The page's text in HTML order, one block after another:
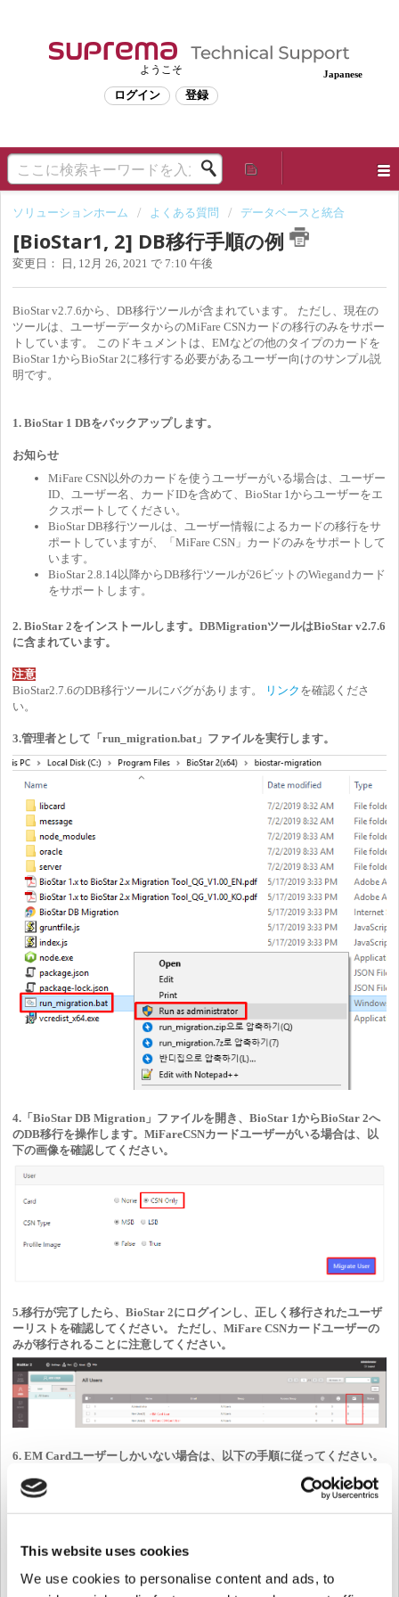
This website uses cookies
We use cookies to personalise content and ads, to
Japanese
ようこそ
ログイン 登録
ソリューションホーム よくある質問 データベースと統合
[BioStar1, 2] DB移行手順の例
変更日： 日, 12月 26, 2021 で 7:10 午後
BioStar v2.7.6から、DB移行ツールが含まれています。 ただし、現在の
ツールは、ユーザーデータからのMiFare CSNカードの移行のみをサポー
トしています。 このドキュメントは、EMなどの他のタイプのカードを
BioStar 1からBioStar 2に移行する必要があるユーザー向けのサンプル説
明です。
1. BioStar 1 DBをバックアップします。
お知らせ
MiFare CSN以外のカードを使うユーザーがいる場合は、ユーザー
ID、ユーザー名、カードIDを含めて、BioStar 1からユーザーをエ
クスポートしてください。
BioStar DB移行ツールは、ユーザー情報によるカードの移行をサ
ポートしていますが、「MiFare CSN」カードのみをサポートして
います。
BioStar 2.8.14以降からDB移行ツールが26ビットのWiegandカード
をサポートします。
2. BioStar 2をインストールします。DBMigrationツールはBioStar v2.7.6
に含まれています。
注意
BioStar2.7.6のDB移行ツールにバグがあります。
リンク を確認くださ
い。
3.管理者と して「run_migration.bat」ファイルを実行します。
4.「BioStar DB Migration」ファイルを開き、BioStar 1からBioStar 2へ
のDB移行を操作します。MiFareCSNカードユーザーがいる場合は、以
下の画像を確認してください。
5.移行が完了したら、BioStar 2にログインし、正しく移行されたユーザ
ーリストを確認してください。 ただし、MiFare CSNカードユーザーの
みが移行されることに注意してください。
6. EM Cardユーザーしかいない場合は、以下の手順に従ってください。
ら.csvファイルでユーザーをエクスポートしてください。
[設定]> [カードフォーマット]に移動し、次の画像のように新しい